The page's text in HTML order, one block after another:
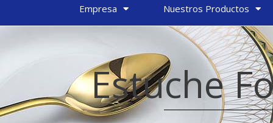
Empresa Nuestros Productos
Estuche